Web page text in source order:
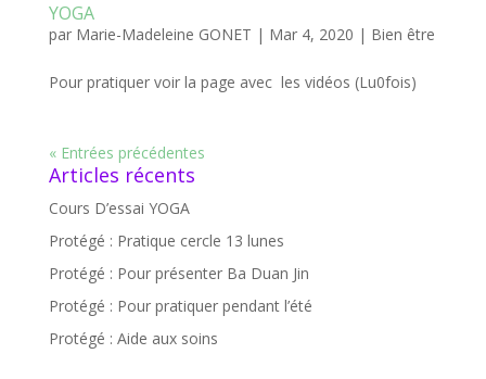
YOGA
par Marie-Madeleine GONET | Mar 4, 2020 | Bien être
Pour pratiquer voir la page avec les vidéos (Lu0fois)
« Entrées précédentes
Articles récents
Cours D’essai YOGA
Protégé : Pratique cercle 13 lunes
Protégé : Pour présenter Ba Duan Jin
Protégé : Pour pratiquer pendant l’été
Protégé : Aide aux soins